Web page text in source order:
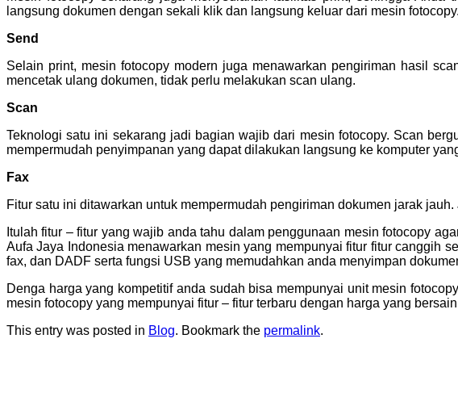
langsung dokumen dengan sekali klik dan langsung keluar dari mesin
Send
Selain print, mesin fotocopy modern juga menawarkan pengiriman hasil
mencetak ulang dokumen, tidak perlu melakukan scan ulang.
Scan
Teknologi satu ini sekarang jadi bagian wajib dari mesin fotocopy. Scan
mempermudah penyimpanan yang dapat dilakukan langsung ke komputer
Fax
Fitur satu ini ditawarkan untuk mempermudah pengiriman dokumen jarak
Itulah fitur – fitur yang wajib anda tahu dalam penggunaan mesin fotocopy
Aufa Jaya Indonesia menawarkan mesin yang mempunyai fitur fitur canggih
fax, dan DADF serta fungsi USB yang memudahkan anda menyimpan
Denga harga yang kompetitif anda sudah bisa mempunyai unit mesin
mesin fotocopy yang mempunyai fitur – fitur terbaru dengan harga yang
This entry was posted in Blog. Bookmark the permalink.